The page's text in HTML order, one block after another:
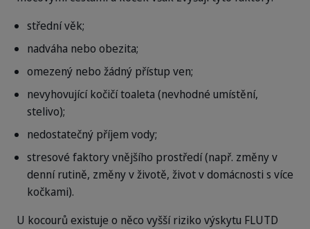
střední věk;
nadváha nebo obezita;
omezený nebo žádný přístup ven;
nevyhovující kočičí toaleta (nevhodné umístění,
stelivo);
nedostatečný příjem vody;
stresové faktory vnějšího prostředí (např. změny v
denní rutině, změny v životě, život v domácnosti s více
kočkami).
U kocourů existuje o něco vyšší riziko výskytu FLUTD